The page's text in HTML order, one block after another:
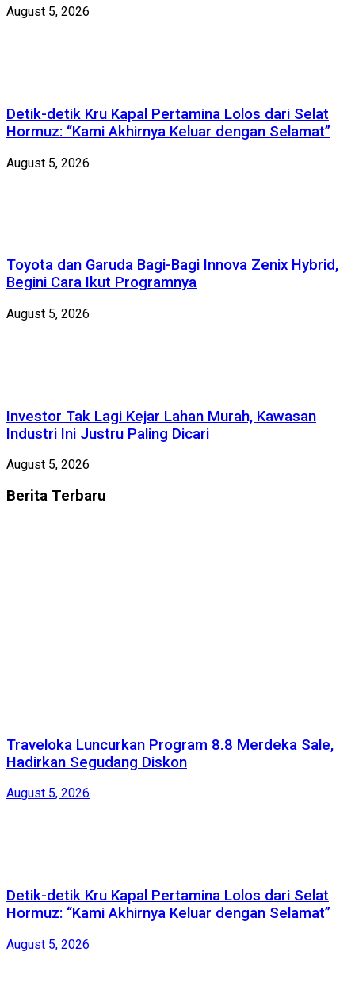
August 5, 2026
Detik-detik Kru Kapal Pertamina Lolos dari Selat
Hormuz: “Kami Akhirnya Keluar dengan Selamat”
August 5, 2026
Toyota dan Garuda Bagi-Bagi Innova Zenix Hybrid,
Begini Cara Ikut Programnya
August 5, 2026
Investor Tak Lagi Kejar Lahan Murah, Kawasan
Industri Ini Justru Paling Dicari
August 5, 2026
Berita Terbaru
Traveloka Luncurkan Program 8.8 Merdeka Sale,
Hadirkan Segudang Diskon
August 5, 2026
Detik-detik Kru Kapal Pertamina Lolos dari Selat
Hormuz: “Kami Akhirnya Keluar dengan Selamat”
August 5, 2026